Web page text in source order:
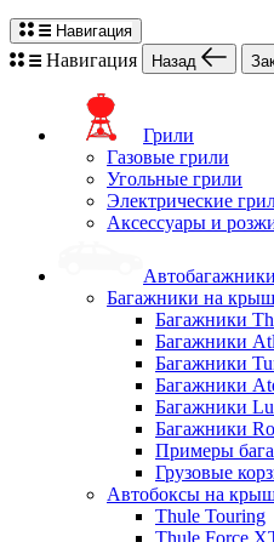
Навигация
Навигация Назад
Грили
Газовые грили
Угольные грили
Электрические
Аксессуары и
Автобагажники
Багажники на
Багажники
Багажники
Багажники
Багажники
Багажники
Багажники
Примеры
Грузовые
Автобоксы на
Thule Touring